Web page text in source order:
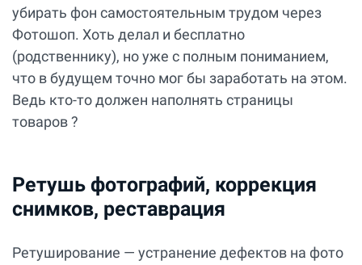
убирать фон самостоятельным трудом через
Фотошоп. Хоть делал и бесплатно
(родственнику), но уже с полным пониманием,
что в будущем точно мог бы заработать на этом.
Ведь кто-то должен наполнять страницы
товаров ?
Ретушь фотографий, коррекция
снимков, реставрация
Ретуширование — устранение дефектов на фото